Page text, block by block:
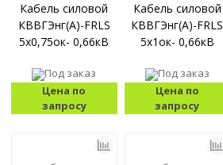
Кабель силовой
КВВГЭнг(А)-FRLS
5x0,75ок- 0,66кВ
Под заказ
Цена по
запросу
Кабель силовой
КВВГЭнг(А)-FRLS
5x1ок- 0,66кВ
Под заказ
Цена по
запросу